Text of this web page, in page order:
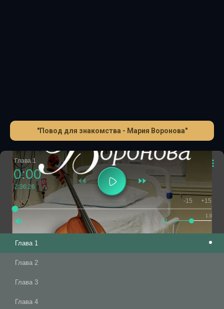
"Повод для знакомства - Мария Воронова"
Глава 1
0:00
2:36:26
1.0
x1
-15 +15
Глава 1
Глава 2
Глава 3
Глава 4